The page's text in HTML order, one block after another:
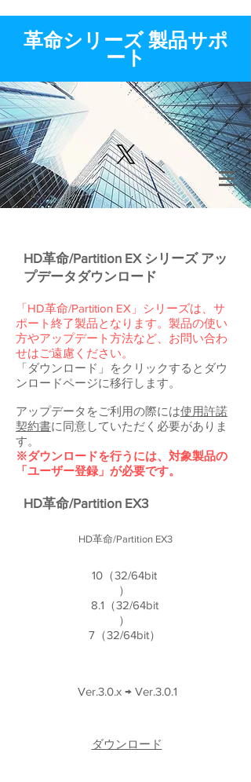
​革命シリーズ 製品サポ
ート
HD革命/Partition EX シリーズ アッ
プデータダウンロード
「HD革命/Partition EX」シリーズは、サ
ポート終了製品となります。製品の使い
方やアップデート方法など、お問い合わ
せはご遠慮ください。
「ダウンロード」をクリックするとダウ
ンロードページに移行します。
アップデータをご利用の際には使用許諾
契約書に同意していただく必要がありま
す。
※ダウンロードを行うには、対象製品の
「ユーザー登録」が必要です。
HD革命/Partition EX3
HD革命/Partition EX3
10（32/64bit
）
8.1（32/64bit
）
7（32/64bit）
Ver.3.0.x → Ver.3.0.1
ダウンロード